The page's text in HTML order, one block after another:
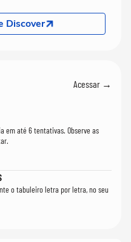
Discover
Acessar →
em até 6 tentativas. Observe as
o tabuleiro letra por letra, no seu